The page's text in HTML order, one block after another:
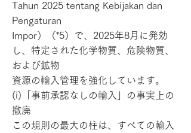
Tahun 2025 tentang Kebijakan dan
Pengaturan
Impor）（*5）で、2025年8月に発効
し、特定された化学物質、危険物質、
および鉱物
資源の輸入管理を強化しています。
(i)「事前承認なしの輸入」の事実上の
撤廃
この規則の最大の柱は、すべての輸入